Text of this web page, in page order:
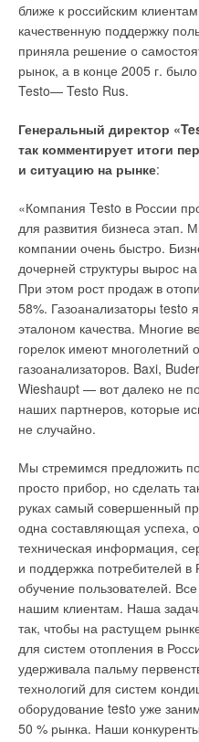
ближе к российским
качественную поддержку
приняла решение о
рынок, а в конце 2005 г.
Testo— Testo Rus.
Генеральный директор
так комментирует итоги
и ситуацию на рынке:
«Компания Testo в России
для развития бизнеса этап.
компании очень быстро.
дочерней структуры вырос
При этом рост продаж в
58%. Газоанализаторы testo
эталоном качества. Многие
горелок имеют многолетний
газоанализаторов. Baxi,
Wieshaupt — вот далеко не
наших партнеров, которые
не случайно.
Мы стремимся предложить
просто прибор, но сделать
руках самый совершенный
одна составляющая успеха,
техническая информация,
и поддержка потребителей в
обучение пользователей.
нашим клиентам. Наша
так, чтобы на растущем
для систем отопления в
удерживала пальму
технологий для систем
оборудование testo уже
50 % рынка. Наши